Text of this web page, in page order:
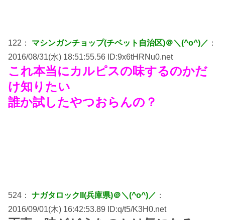
122： マシンガンチョップ(チベット自治区)＠＼(^o^)／ ：
2016/08/31(水) 18:51:55.56 ID:9x6tHRNu0.net
これ本当にカルピスの味するのかだ
け知りたい
誰か試したやつおらんの？
524： ナガタロックII(兵庫県)＠＼(^o^)／ ：
2016/09/01(木) 16:42:53.89 ID:q/t5/K3H0.net